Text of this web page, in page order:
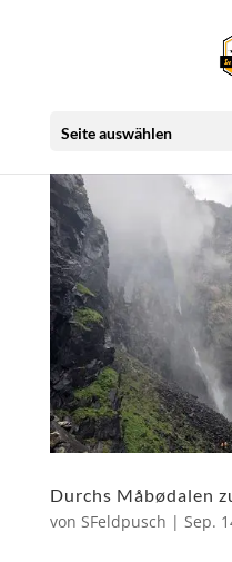
Seite auswählen
Durchs Måbødalen
von SFeldpusch | Sep.